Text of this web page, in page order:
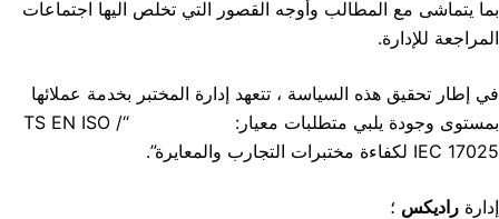
بما يتماشى مع المطالب وأوجه القصور التي تخلص اليها اجتماعات
المراجعة للإدارة.
في إطار تحقيق هذه السياسة ، تتعهد إدارة المختبر بخدمة عملائها
بمستوى وجودة يلبي متطلبات معيار: “TS EN ISO /
IEC 17025 لكفاءة مختبرات التجارب والمعايرة”.
إدارة راديكس ؛